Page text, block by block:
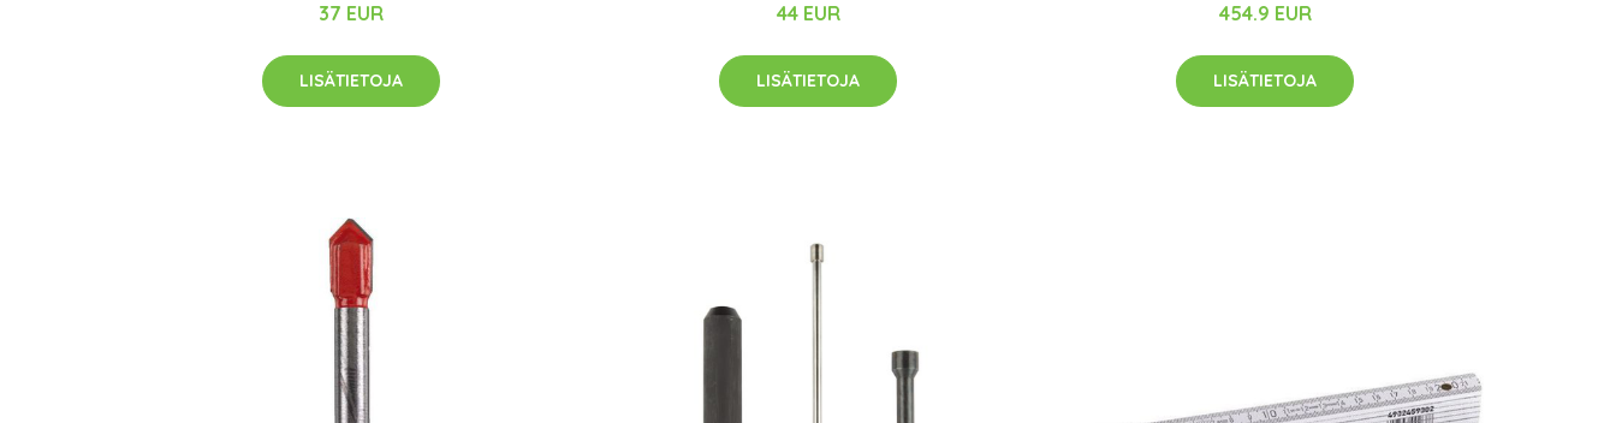
37 EUR
LISÄTIETOJA
44 EUR
LISÄTIETOJA
454.9 EUR
LISÄTIETOJA